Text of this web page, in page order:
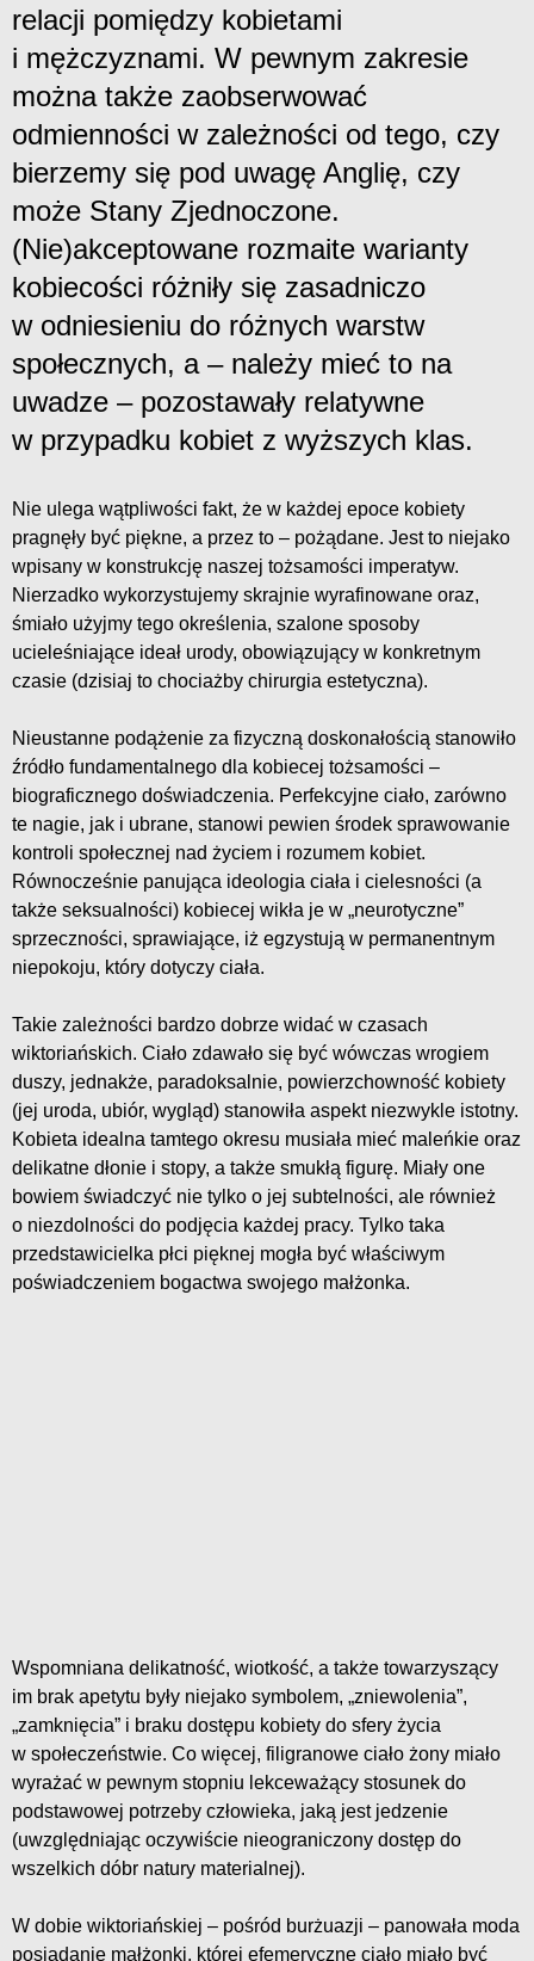
relacji pomiędzy kobietami
i mężczyznami. W pewnym zakresie
można także zaobserwować
odmienności w zależności od tego, czy
bierzemy się pod uwagę Anglię, czy
może Stany Zjednoczone.
(Nie)akceptowane rozmaite warianty
kobiecości różniły się zasadniczo
w odniesieniu do różnych warstw
społecznych, a – należy mieć to na
uwadze – pozostawały relatywne
w przypadku kobiet z wyższych klas.
Nie ulega wątpliwości fakt, że w każdej epoce kobiety
pragnęły być piękne, a przez to – pożądane. Jest to niejako
wpisany w konstrukcję naszej tożsamości imperatyw.
Nierzadko wykorzystujemy skrajnie wyrafinowane oraz,
śmiało użyjmy tego określenia, szalone sposoby
ucieleśniające ideał urody, obowiązujący w konkretnym
czasie (dzisiaj to chociażby chirurgia estetyczna).
Nieustanne podążenie za fizyczną doskonałością stanowiło
źródło fundamentalnego dla kobiecej tożsamości –
biograficznego doświadczenia. Perfekcyjne ciało, zarówno
te nagie, jak i ubrane, stanowi pewien środek sprawowanie
kontroli społecznej nad życiem i rozumem kobiet.
Równocześnie panująca ideologia ciała i cielesności (a
także seksualności) kobiecej wikła je w „neurotyczne”
sprzeczności, sprawiające, iż egzystują w permanentnym
niepokoju, który dotyczy ciała.
Takie zależności bardzo dobrze widać w czasach
wiktoriańskich. Ciało zdawało się być wówczas wrogiem
duszy, jednakże, paradoksalnie, powierzchowność kobiety
(jej uroda, ubiór, wygląd) stanowiła aspekt niezwykle istotny.
Kobieta idealna tamtego okresu musiała mieć maleńkie oraz
delikatne dłonie i stopy, a także smukłą figurę. Miały one
bowiem świadczyć nie tylko o jej subtelności, ale również
o niezdolności do podjęcia każdej pracy. Tylko taka
przedstawicielka płci pięknej mogła być właściwym
poświadczeniem bogactwa swojego małżonka.
Wspomniana delikatność, wiotkość, a także towarzyszący
im brak apetytu były niejako symbolem, „zniewolenia”,
„zamknięcia” i braku dostępu kobiety do sfery życia
w społeczeństwie. Co więcej, filigranowe ciało żony miało
wyrażać w pewnym stopniu lekceważący stosunek do
podstawowej potrzeby człowieka, jaką jest jedzenie
(uwzględniając oczywiście nieograniczony dostęp do
wszelkich dóbr natury materialnej).
W dobie wiktoriańskiej – pośród burżuazji – panowała moda
posiadanie małżonki, której efemeryczne ciało miało być